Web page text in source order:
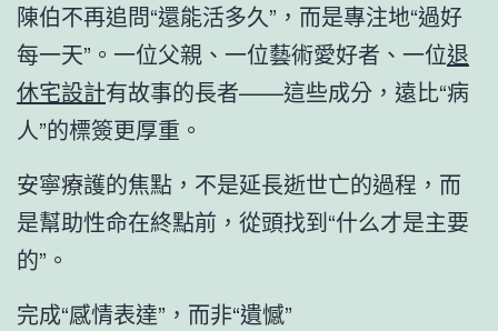
陳伯不再追問“還能活多久”，而是專注地“過好
每一天”。一位父親、一位藝術愛好者、一位退
休宅設計有故事的長者——這些成分，遠比“病
人”的標簽更厚重。
安寧療護的焦點，不是延長逝世亡的過程，而
是幫助性命在終點前，從頭找到“什么才是主要
的”。
完成“感情表達”，而非“遺憾”